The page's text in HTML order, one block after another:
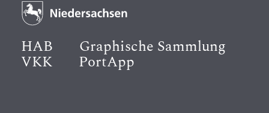
HAB Graphische Sammlung
VKK PortApp